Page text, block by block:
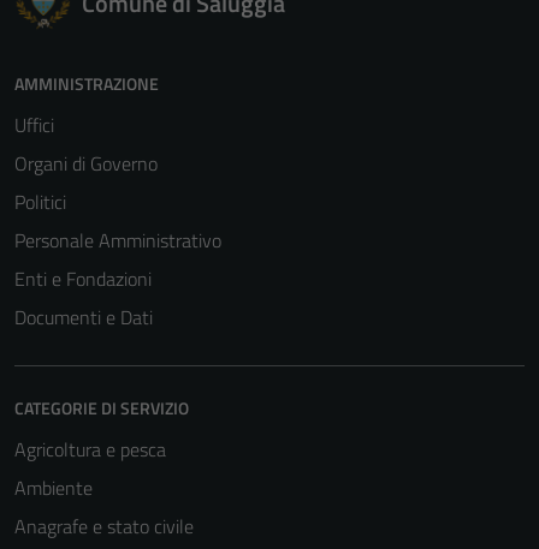
AMMINISTRAZIONE
Uffici
Organi di Governo
Politici
Personale Amministrativo
Enti e Fondazioni
Documenti e Dati
CATEGORIE DI SERVIZIO
Agricoltura e pesca
Ambiente
Anagrafe e stato civile